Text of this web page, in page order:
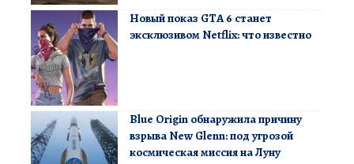
Новый показ GTA 6 станет
эксклюзивом Netflix: что известно
Blue Origin обнаружила причину
взрыва New Glenn: под угрозой
космическая миссия на Луну